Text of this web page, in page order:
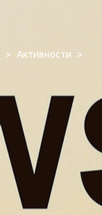
> Активности
>